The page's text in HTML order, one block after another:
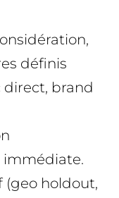
définis
direct, brand
immédiate.
(geo holdout,